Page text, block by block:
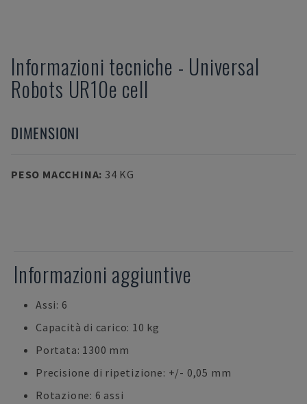
Informazioni tecniche - Universal
Robots UR10e cell
DIMENSIONI
PESO MACCHINA: 34 KG
Informazioni aggiuntive
Assi: 6
Capacità di carico: 10 kg
Portata: 1300 mm
Precisione di ripetizione: +/- 0,05 mm
Rotazione: 6 assi